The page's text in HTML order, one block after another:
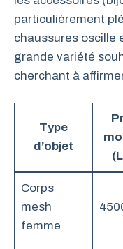
particulièrement
chaussures oscille
grande variété
cherchant à
Type
d’objet
Corps
mesh
femme